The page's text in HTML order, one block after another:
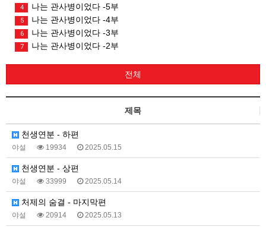
4 나는 관사병이었다 -5부
5 나는 관사병이었다 -4부
6 나는 관사병이었다 -3부
7 나는 관사병이었다 -2부
전체
제목
천생연분 - 하편
야설 19934 2025.05.15
천생연분 - 상편
야설 33999 2025.05.14
처제의 숨결 - 마지막편
야설 20914 2025.05.13